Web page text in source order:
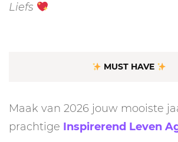
Liefs
MUST HAVE
Maak van 2026 jouw mooiste
prachtige Inspirerend Leven